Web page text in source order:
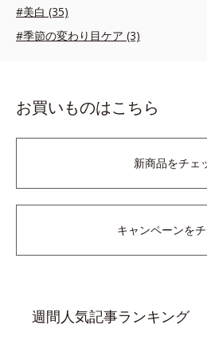
#美白 (35)
#季節の変わり目ケア (3)
お買いものはこちら
新商品をチェ
キャンペーンを
週間人気記事ランキング